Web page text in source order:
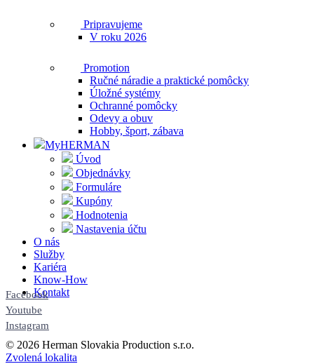
Pripravujeme
V roku 2026
Promotion
Ručné náradie a praktické pomôcky
Úložné systémy
Ochranné pomôcky
Odevy a obuv
Hobby, šport, zábava
MyHERMAN
Úvod
Objednávky
Formuláre
Kupóny
Hodnotenia
Nastavenia účtu
O nás
Služby
Kariéra
Know-How
Kontakt
Facebook
Youtube
Instagram
© 2026 Herman Slovakia Production s.r.o.
Zvolená lokalita